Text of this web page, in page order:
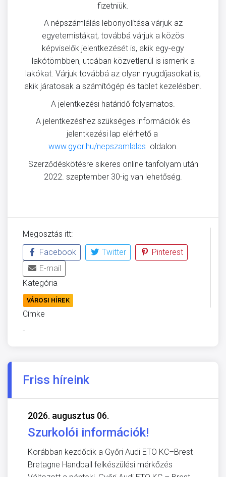
fizetniük.
A népszámlálás lebonyolítása várjuk az
egyetemistákat, továbbá várjuk a közös
képviselők jelentkezését is, akik egy-egy
lakótömbben, utcában közvetlenül is ismerik a
lakókat. Várjuk továbbá az olyan nyugdíjasokat is,
akik járatosak a számítógép és tablet kezelésben.
A jelentkezési határidő folyamatos.
A jelentkezéshez szükséges információk és
jelentkezési lap elérhető a
www.gyor.hu/nepszamlalas oldalon.
Szerződéskötésre sikeres online tanfolyam után
2022. szeptember 30-ig van lehetőség.
Megosztás itt:
Facebook
Twitter
Pinterest
E-mail
Kategória
VÁROSI HÍREK
Címke
-
Friss híreink
2026. augusztus 06.
Szurkolói információk!
Korábban kezdődik a Győri Audi ETO KC–Brest
Bretagne Handball felkészülési mérkőzés